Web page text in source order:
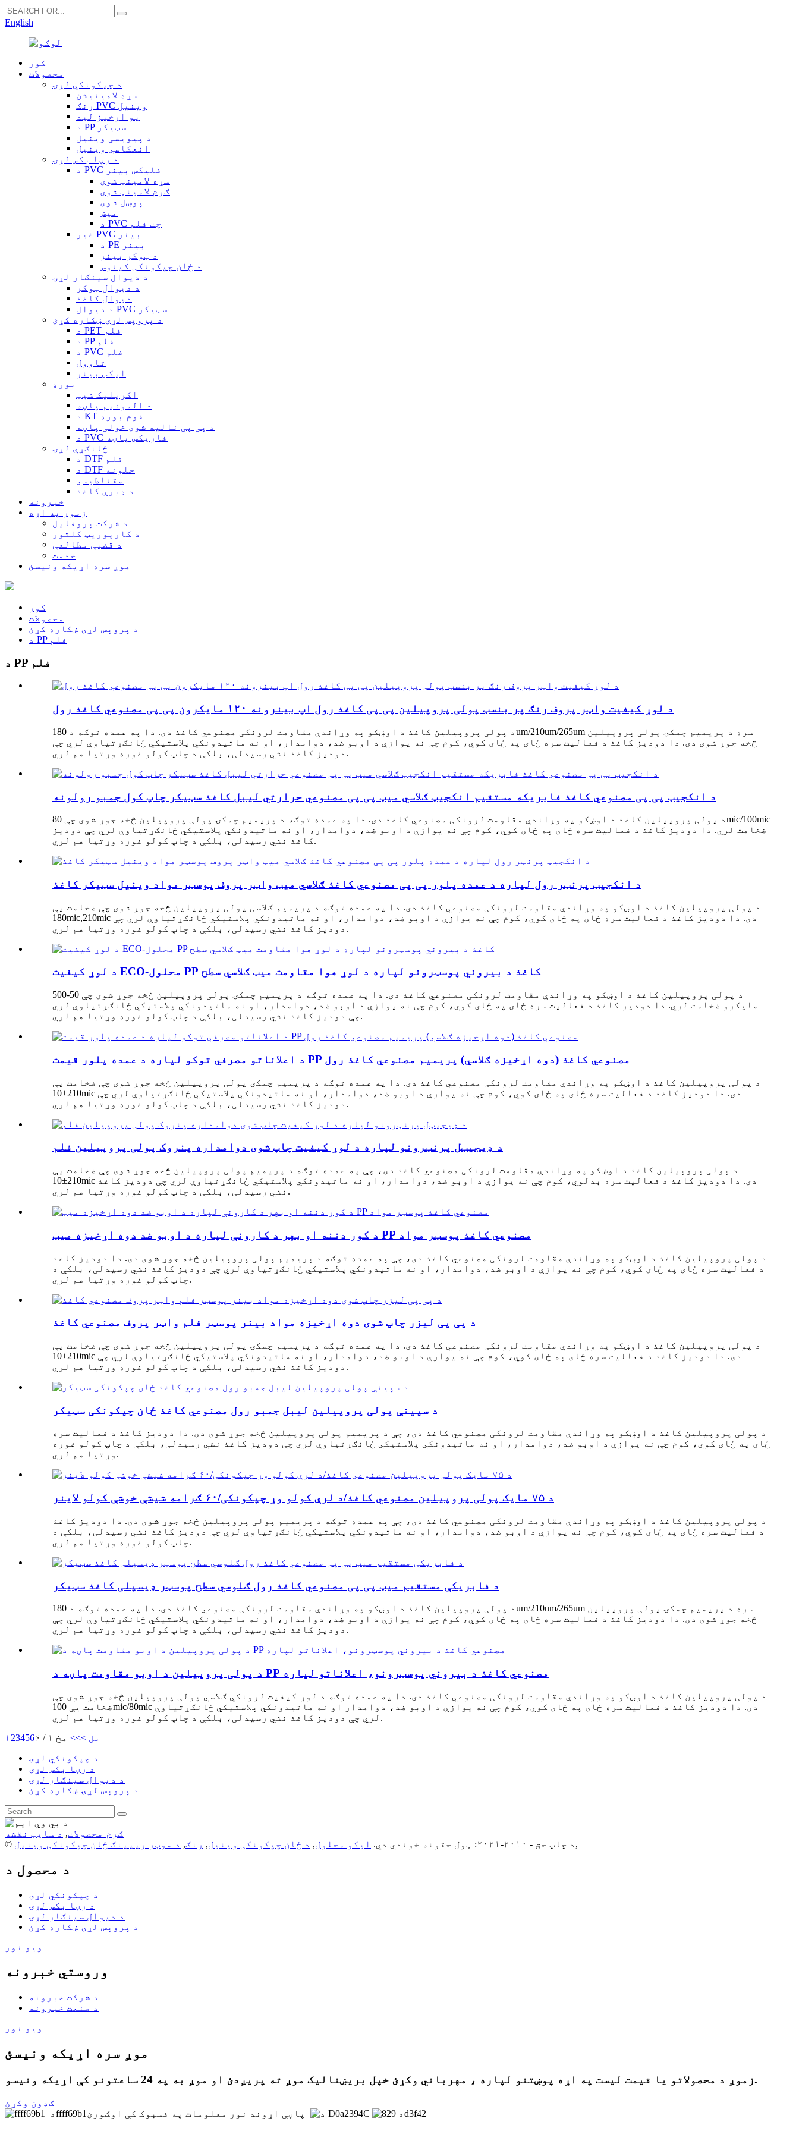
English
کور
محصولات
د چپکونکي لړۍ
سړه لامینیشن
رنګ PVC وینیل
یو اړخیز لید
د PP سټیکر
د پیویسی وینیل
انعکاسي وینیل
د رڼا بکس لړۍ
د PVC فلیکس بینر
سړه لامینټ شوی
ګرم لامینټ شوی
پوښل شوی
میش
د PVC چت فلم
غیر PVC بینر
د PE بینر
د ټوکر بینر
د ځان چپکونکی کینوس
د دیوال سينګار لړۍ
د دیوال ټوکر
دیوال کاغذ
د دیوال PVC سټیکر
د پروپس لړۍ ښکاره کړئ
د PET فلم
د PP فلم
د PVC فلم
تاوول
ایکس بینر
بورډ
اکریلیک شیټ
د المونیم پاڼه
د KT فوم بورډ
د پی پی نالیه شوی خولی پاڼه
د PVC فاریکس پاڼه
ځانګړې لړۍ
د DTF فلم
د DTF حلونه
مقناطیسي
د ډبرې کاغذ
خبرونه
زموږ په اړه
د شرکت پروفایل
د کارپوریټ کلتور
د قضیې مطالعې
خدمت
موږ سره اړیکه ونیسئ
کور
محصولات
د پروپس لړۍ ښکاره کړئ
د PP فلم
د PP فلم
د لوړ کیفیت واټر پروف رنګ پر بنسټ پولی پروپیلین پی پی کاغذ رول اپ بینرونه ۱۲۰ مایکرون پی پی مصنوعي کاغذ رول
د پولی پروپیلین کاغذ د اوښکو په وړاندې مقاومت لرونکی مصنوعي کاغذ دی. دا په عمده توګه د 180um/210um/265um سره د پریمیم چمکۍ پولی پروپیلین
څخه جوړ شوی دی. دا دودیز کاغذ د فعالیت سره ځای په ځای کوي، کوم چې نه یوازې د اوبو ضد، دوامدار، او نه ماتیدونکي پلاستيکي ځانګړتیاوې لري چې
دودیز کاغذ نشي رسیدلی، بلکې د چاپ کولو غوره وړتیا هم لري.
د انکجیټ پی پی مصنوعي کاغذ فابریکه مستقیم انکجیټ ګلاسي میټ پی پی مصنوعي حرارتي لیبل کاغذ سټیکر چاپ کول جمبو رولونه
د پولی پروپیلین کاغذ د اوښکو په وړاندې مقاومت لرونکی مصنوعي کاغذ دی. دا په عمده توګه د پریمیم چمکۍ پولی پروپیلین څخه جوړ شوی چې 80mic/100mic
ضخامت لري. دا دودیز کاغذ د فعالیت سره ځای په ځای کوي، کوم چې نه یوازې د اوبو ضد، دوامدار، او نه ماتیدونکي پلاستيکي ځانګړتیاوې لري چې دودیز
کاغذ نشي رسیدلی، بلکې د چاپ کولو غوره وړتیا هم لري.
د انکجیټ پرنټر رول لپاره د عمده پلور پی پی مصنوعي کاغذ ګلاسي میټ واټر پروف پوسټر مواد وینیل سټیکر کاغذ
د پولی پروپیلین کاغذ د اوښکو په وړاندې مقاومت لرونکی مصنوعي کاغذ دی. دا په عمده توګه د پریمیم ګلاسی پولی پروپیلین څخه جوړ شوی چې ضخامت یې
180mic,210mic دی. دا دودیز کاغذ د فعالیت سره ځای په ځای کوي، کوم چې نه یوازې د اوبو ضد، دوامدار، او نه ماتیدونکي پلاستيکي ځانګړتیاوې لري چې
دودیز کاغذ نشي رسیدلی، بلکې د چاپ کولو غوره وړتیا هم لري.
د لوړ کیفیت ECO-محلول PP کاغذ د بیروني پوسټرونو لپاره د لوړ هوا مقاومت میټ ګلاسي سطح
د پولی پروپیلین کاغذ د اوښکو په وړاندې مقاومت لرونکی مصنوعي کاغذ دی. دا په عمده توګه د پریمیم چمکۍ پولی پروپیلین څخه جوړ شوی چې 50-500
مایکرو ضخامت لري. دا دودیز کاغذ د فعالیت سره ځای په ځای کوي، کوم چې نه یوازې د اوبو ضد، دوامدار، او نه ماتیدونکي پلاستيکي ځانګړتیاوې لري
چې دودیز کاغذ نشي رسیدلی، بلکې د چاپ کولو غوره وړتیا هم لري.
د اعلاناتو مصرفي توکو لپاره د عمده پلور قیمت PP مصنوعي کاغذ (دوه اړخیزه ګلاسي) پریمیم مصنوعي کاغذ رول
د پولی پروپیلین کاغذ د اوښکو په وړاندې مقاومت لرونکی مصنوعي کاغذ دی. دا په عمده توګه د پریمیم چمکۍ پولی پروپیلین څخه جوړ شوی چې ضخامت یې
210±10mic دی. دا دودیز کاغذ د فعالیت سره ځای په ځای کوي، کوم چې نه یوازې د اوبو ضد، دوامدار، او نه ماتیدونکي پلاستيکي ځانګړتیاوې لري چې
دودیز کاغذ نشي رسیدلی، بلکې د چاپ کولو غوره وړتیا هم لري.
د ډیجیټل پرنټرونو لپاره د لوړ کیفیت چاپ شوی دوامداره پنروک پولی پروپیلین فلم
د پولی پروپیلین کاغذ د اوښکو په وړاندې مقاومت لرونکی مصنوعي کاغذ دی، چې په عمده توګه د پریمیم پولی پروپیلین څخه جوړ شوی چې ضخامت یې
210±10mic دی. دا دودیز کاغذ د فعالیت سره بدلوي، کوم چې نه یوازې د اوبو ضد، دوامدار، او نه ماتیدونکي پلاستيکي ځانګړتیاوې لري چې دودیز کاغذ
نشي رسیدلی، بلکې د چاپ کولو غوره وړتیا هم لري.
د کور دننه او بهر د کارونې لپاره د اوبو ضد دوه اړخیزه میټ PP مصنوعي کاغذ پوسټر مواد
د پولی پروپیلین کاغذ د اوښکو په وړاندې مقاومت لرونکی مصنوعي کاغذ دی، چې په عمده توګه د پریمیم پولی پروپیلین څخه جوړ شوی دی. دا دودیز کاغذ
د فعالیت سره ځای په ځای کوي، کوم چې نه یوازې د اوبو ضد، دوامدار، او نه ماتیدونکي پلاستيکي ځانګړتیاوې لري چې دودیز کاغذ نشي رسیدلی، بلکې د
چاپ کولو غوره وړتیا هم لري.
د پی پی لیزر چاپ شوی دوه اړخیزه مواد بینر پوسټر فلم واټر پروف مصنوعي کاغذ
د پولی پروپیلین کاغذ د اوښکو په وړاندې مقاومت لرونکی مصنوعي کاغذ دی. دا په عمده توګه د پریمیم چمکۍ پولی پروپیلین څخه جوړ شوی چې ضخامت یې
210±10mic دی. دا دودیز کاغذ د فعالیت سره ځای په ځای کوي، کوم چې نه یوازې د اوبو ضد، دوامدار، او نه ماتیدونکي پلاستيکي ځانګړتیاوې لري چې
دودیز کاغذ نشي رسیدلی، بلکې د چاپ کولو غوره وړتیا هم لري.
د سپینې پولی پروپیلین لیبل جمبو رول مصنوعي کاغذ ځان چپکونکی سټیکر
د پولی پروپیلین کاغذ د اوښکو په وړاندې مقاومت لرونکی مصنوعي کاغذ دی، چې د پریمیم پولی پروپیلین څخه جوړ شوی دی. دا دودیز کاغذ د فعالیت سره
ځای په ځای کوي، کوم چې نه یوازې د اوبو ضد، دوامدار، او نه ماتیدونکي پلاستيکي ځانګړتیاوې لري چې دودیز کاغذ نشي رسیدلی، بلکې د چاپ کولو غوره
وړتیا هم لري.
د ۷۵ مایک پولی پروپیلین مصنوعي کاغذ/د لرې کولو وړ چپکونکی/۶۰ ګرامه شیشې خوشې کولو لاینر
د پولی پروپیلین کاغذ د اوښکو په وړاندې مقاومت لرونکی مصنوعي کاغذ دی، چې په عمده توګه د پریمیم پولی پروپیلین څخه جوړ شوی دی. دا دودیز کاغذ
د فعالیت سره ځای په ځای کوي، کوم چې نه یوازې د اوبو ضد، دوامدار، او نه ماتیدونکي پلاستيکي ځانګړتیاوې لري چې دودیز کاغذ نشي رسیدلی، بلکې د
چاپ کولو غوره وړتیا هم لري.
د فابریکې مستقیم میټ پی پی مصنوعي کاغذ رول ګلوسي سطح پوسټر ډیسپلی کاغذ سټیکر
د پولی پروپیلین کاغذ د اوښکو په وړاندې مقاومت لرونکی مصنوعي کاغذ دی. دا په عمده توګه د 180um/210um/265um سره د پریمیم چمکۍ پولی پروپیلین
څخه جوړ شوی دی. دا دودیز کاغذ د فعالیت سره ځای په ځای کوي، کوم چې نه یوازې د اوبو ضد، دوامدار، او نه ماتیدونکي پلاستيکي ځانګړتیاوې لري چې
دودیز کاغذ نشي رسیدلی، بلکې د چاپ کولو غوره وړتیا هم لري.
د پولی پروپیلین د اوبو مقاومت پاڼه د PP مصنوعي کاغذ د بیروني پوسټرونو، اعلاناتو لپاره
د پولی پروپیلین کاغذ د اوښکو په وړاندې مقاومت لرونکی مصنوعي کاغذ دی. دا په عمده توګه د لوړ کیفیت لرونکي ګلاسي پولی پروپیلین څخه جوړ شوی چې
ضخامت یې 100mic/80mic دی. دا دودیز کاغذ د فعالیت سره ځای په ځای کوي، کوم چې نه یوازې د اوبو ضد، دوامدار او نه ماتیدونکي پلاستيکي ځانګړتیاوې
لري چې دودیز کاغذ نشي رسیدلی، بلکې د چاپ کولو غوره وړتیا هم لري.
۱ 23456 بل >>> مخ ۱ / ۶
د چپکونکي لړۍ
د رڼا بکس لړۍ
د دیوال سينګار لړۍ
د پروپس لړۍ ښکاره کړئ
ګرم محصولات, د سایټ نقشه
© د چاپ حق - ۲۰۱۰-۲۰۲۱: ټول حقونه خوندي دي.
ایکو محلول, د ځان چپکونکی وینیل, رنګ, د موټر ریپینګ ځان چپکونکی وینیل ,
د محصول د
د چپکونکي لړۍ
د رڼا بکس لړۍ
د دیوال سينګار لړۍ
د پروپس لړۍ ښکاره کړئ
ویو نور +
وروستي خبرونه
د شرکت خبرونه
د صنعت خبرونه
ویو نور +
موږ سره اړیکه ونیسئ
زموږ د محصولاتو یا قیمت لیست په اړه پوښتنو لپاره ، مهرباني وکړئ خپل بریښنالیک موږ ته پریږدئ او موږ به په 24 ساعتونو کې اړیکه ونیسو.
ګډون وکړئ